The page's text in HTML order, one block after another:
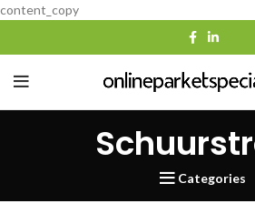
content_copy
Categories